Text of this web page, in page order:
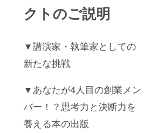
クトのご説明
▼講演家・執筆家としての
新たな挑戦
▼あなたが4人目の創業メン
バー！？思考力と決断力を
養える本の出版